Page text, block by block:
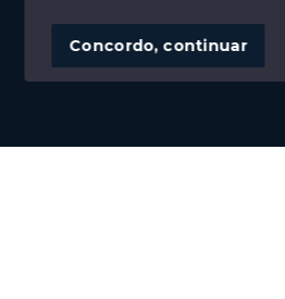
SITE PARA IMOBILIARIA
Concordo, continuar